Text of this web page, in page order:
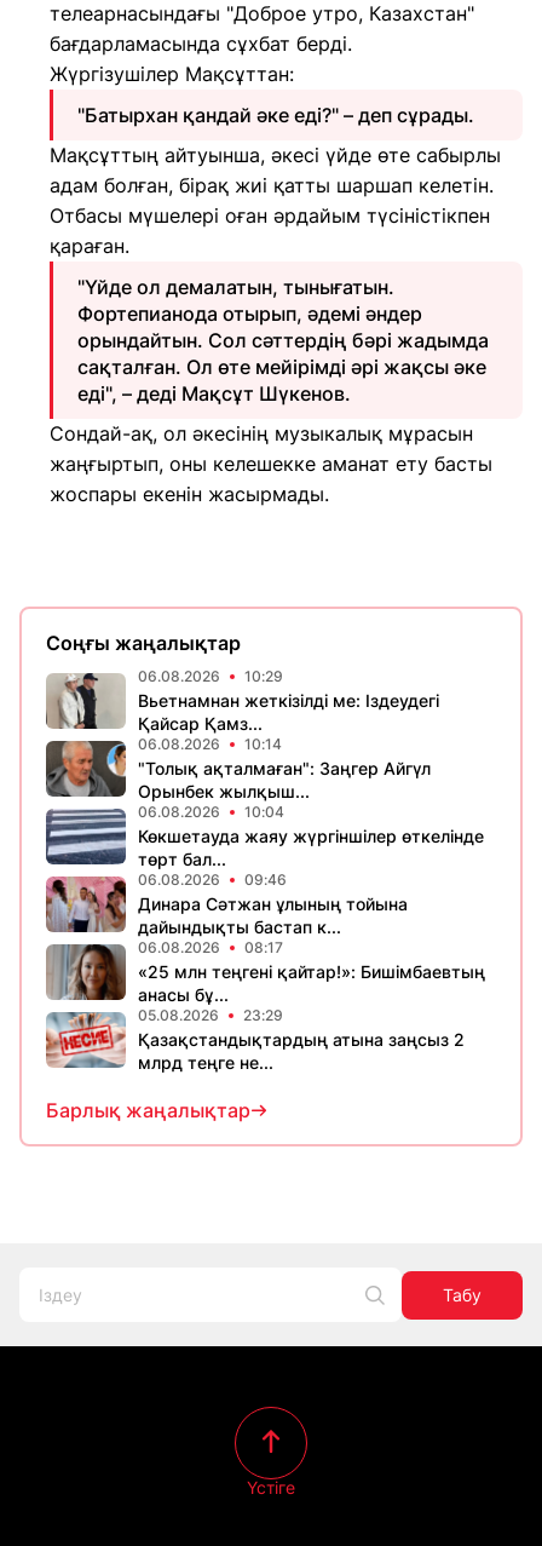
телеарнасындағы "Доброе утро, Казахстан"
бағдарламасында сұхбат берді.
Жүргізушілер Мақсұттан:
"Батырхан қандай әке еді?" – деп сұрады.
Мақсұттың айтуынша, әкесі үйде өте сабырлы
адам болған, бірақ жиі қатты шаршап келетін.
Отбасы мүшелері оған әрдайым түсіністікпен
қараған.
"Үйде ол демалатын, тынығатын.
Фортепианода отырып, әдемі әндер
орындайтын. Сол сәттердің бәрі жадымда
сақталған. Ол өте мейірімді әрі жақсы әке
еді", – деді Мақсұт Шүкенов.
Сондай-ақ, ол әкесінің музыкалық мұрасын
жаңғыртып, оны келешекке аманат ету басты
жоспары екенін жасырмады.
Соңғы жаңалықтар
06.08.2026 10:29
Вьетнамнан жеткізілді ме: Іздеудегі
Қайсар Қамз...
06.08.2026 10:14
"Толық ақталмаған": Заңгер Айгүл
Орынбек жылқыш...
06.08.2026 10:04
Көкшетауда жаяу жүргіншілер өткелінде
төрт бал...
06.08.2026 09:46
Динара Сәтжан ұлының тойына
дайындықты бастап к...
06.08.2026 08:17
«25 млн теңгені қайтар!»: Бишімбаевтың
анасы бұ...
05.08.2026 23:29
Қазақстандықтардың атына заңсыз 2
млрд теңге не...
Барлық жаңалықтар
Табу
Үстіге